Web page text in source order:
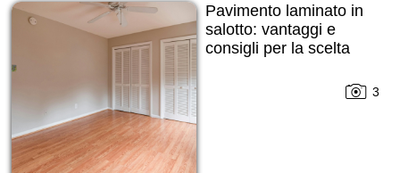
Pavimento laminato in
salotto: vantaggi e
consigli per la scelta
3